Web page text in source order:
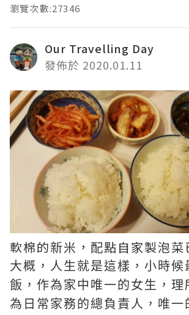
瀏覽次數:27346
Our Travelling Day
發佈於 2020.01.11
軟棉的新米，配點自家製泡菜
大概，人生就是這樣，小時候
飯，作為家中唯一的女生，理
為日常家務的總負責人，唯一